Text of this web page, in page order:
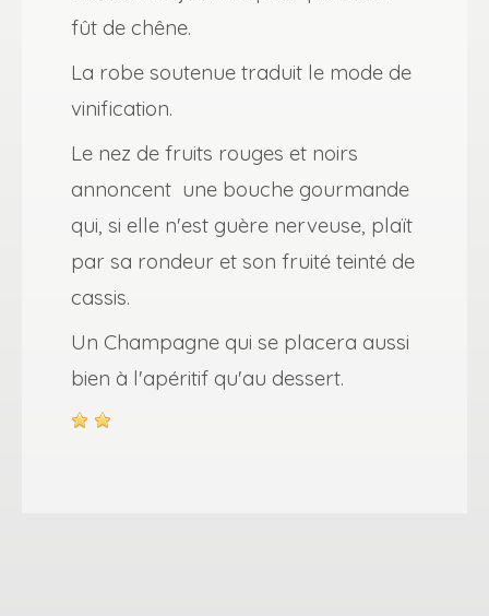
fût de chêne.
La robe soutenue traduit le mode de
vinification.
Le nez de fruits rouges et noirs
annoncent une bouche gourmande
qui, si elle n'est guère nerveuse, plaït
par sa rondeur et son fruité teinté de
cassis.
Un Champagne qui se placera aussi
bien à l'apéritif qu'au dessert.